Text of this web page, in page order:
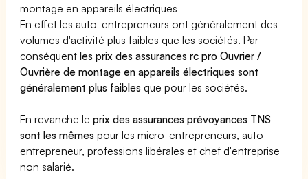
montage en appareils électriques
En effet les auto-entrepreneurs ont généralement des
volumes d'activité plus faibles que les sociétés. Par
conséquentles prix des assurances rc pro Ouvrier /
Ouvrière de montage en appareils électriques sont
généralement plus faibles que pour les sociétés.
En revanche leprix des assurances prévoyances TNS
sont les mêmes pour les micro-entrepreneurs, auto-
entrepreneur, professions libérales et chef d'entreprise
non salarié.